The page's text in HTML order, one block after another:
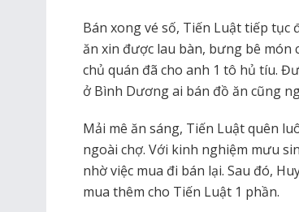
Bán xong vé số, Tiến Luật tiếp tục
ăn xin được lau bàn, bưng bê món
chủ quán đã cho anh 1 tô hủ tíu.
ở Bình Dương ai bán đồ ăn cũng
Mải mê ăn sáng, Tiến Luật quên
ngoài chợ. Với kinh nghiệm mưu
nhờ việc mua đi bán lại. Sau đó,
mua thêm cho Tiến Luật 1 phần.